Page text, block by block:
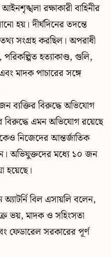
রক্ষাকারী বাহিনীর
হয়। দীর্ঘদিনের তদন্তে
সংগ্রহ করছিল। অপরাধী
হত্যাকাণ্ড, গুলি,
মাদক পাচারের সঙ্গে
ব্যক্তির বিরুদ্ধে অভিযোগ
এমন অভিযোগ রয়েছে
নিজেদের আন্তর্জাতিক
অভিযুক্তদের মধ্যে ১০ জন
হয়েছে।
অ্যাটর্নি বিল এসায়লি বলেন,
ভয়, মাদক ও সহিংসতা
ফেডারেল সরকারের পূর্ণ